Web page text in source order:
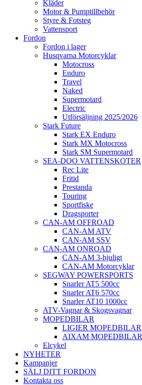
Kläder
Motor & Pumptillbehör
Styre & Fotsteg
Vattensport
Fordon
Fordon i lager
Husqvarna Motorcyklar
Motocross
Enduro
Travel
Naked
Supermotard
Electric
Utförsäljning 2025/2026
Stark Future
Stark EX Enduro
Stark MX Motocross
Stark SM Supermotard
SEA-DOO VATTENSKOTER
Rec Lite
Fritid
Prestanda
Touring
Sportfiske
Dragsporter
CAN-AM OFFROAD
CAN-AM ATV
CAN-AM SSV
CAN-AM ONROAD
CAN-AM 3-hjuligt
CAN-AM Motorcyklar
SEGWAY POWERSPORTS
Snarler AT5 500cc
Snarler AT6 570cc
Snarler AT10 1000cc
ATV-Vagnar & Skogsvagnar
MOPEDBILAR
LIGIER MOPEDBILAR
AIXAM MOPEDBILAR
Elcykel
NYHETER
Kampanjer
SÄLJ DITT FORDON
Kontakta oss